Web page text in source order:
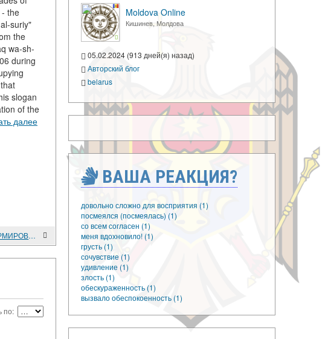
the
suriy"
the
wa-sh-
during
slogan
of the
далее
ЦИВИЛИЗАЦИОННЫЙ АСПЕКТ ФОРМИРОВАНИЯ ГРАЖДАНСКОГО ОБЩЕСТВА В АРАБСКИХ СТРАНАХ
по:
Moldova Online
Кишинев, Молдова
05.02.2024 (913 дней(я) назад)
Авторский блог
belarus
ВАША РЕАКЦИЯ?
довольно сложно для восприятия (1)
посмеялся (посмеялась) (1)
со всем согласен (1)
меня вдохновило! (1)
грусть (1)
сочувствие (1)
удивление (1)
злость (1)
обескураженность (1)
вызвало обеспокоенность (1)